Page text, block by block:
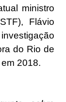
ministro
Flávio
do Rio de
2018.